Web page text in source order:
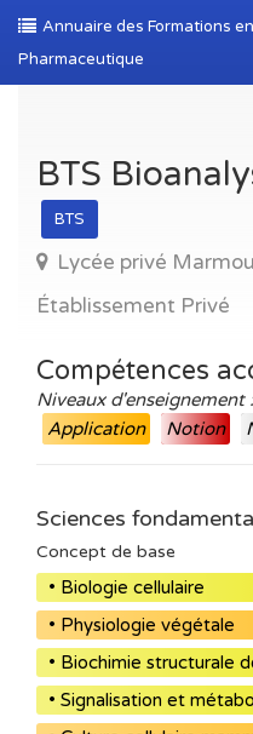
Annuaire des Formations
Pharmaceutique
BTS
BTS
Lycée privé
Établissement Privé
Compétences
Niveaux d'enseignement
Application
Notion
Sciences
Concept de base
• Biologie cellulaire
• Physiologie végétale
• Biochimie structurale
• Signalisation et